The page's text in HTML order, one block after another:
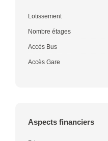
Lotissement
Nombre étages
Accès Bus
Accès Gare
Aspects financiers